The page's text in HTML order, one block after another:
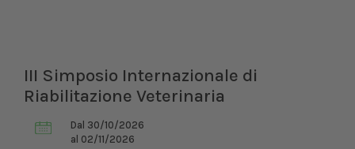
III Simposio Internazionale di
Riabilitazione Veterinaria
Dal 30/10/2026
al 02/11/2026